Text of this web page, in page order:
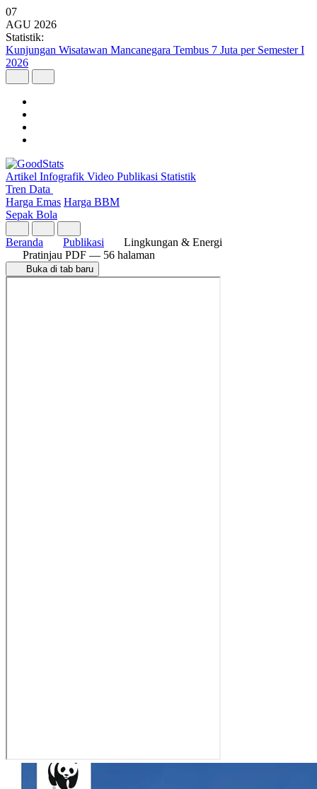
07
AGU 2026
Statistik:
Kunjungan Wisatawan Mancanegara Tembus 7 Juta per Semester I
2026
Artikel Infografik Video Publikasi Statistik
Tren Data
Harga Emas Harga BBM
Sepak Bola
Beranda Publikasi
Lingkungan & Energi
Pratinjau PDF — 56 halaman
Buka di tab baru